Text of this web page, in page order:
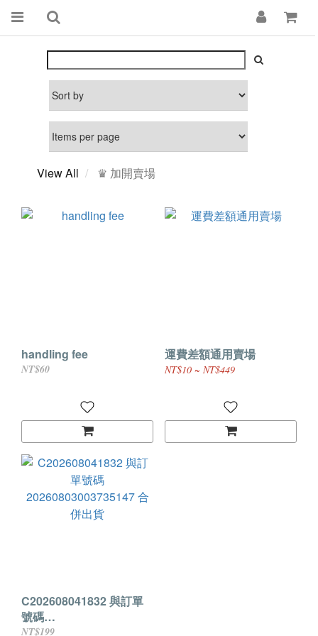
View All ♛ 加開賣場
handling fee
NT$60
運費差額通用賣場
NT$10 ~ NT$449
C202608041832 與訂單
號碼
20260803003735147 合
NT$199